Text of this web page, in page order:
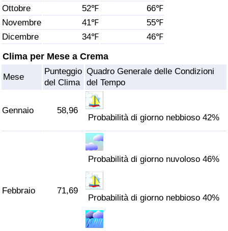
Ottobre
52℉
66℉
Novembre
41℉
55℉
Dicembre
34℉ 46℉
Clima per Mese a Crema
Mese
Punteggio
del Clima
Quadro Generale delle Condizioni
del Tempo
Gennaio 58,96
Probabilità di giorno nebbioso 42%
Febbraio 71,69
Probabilità di giorno nuvoloso 46%
Probabilità di giorno nebbioso 40%
Assistenza Sanitaria
Indice dell’Assistenza Sanitaria (Corrente)
Indice dell’Assistenza Sanitaria per
Indice dell’Inquinamento (Corrente)
Indice di inquinamento